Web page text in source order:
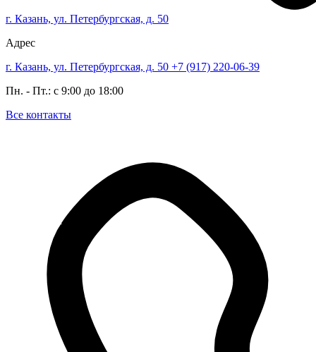
г. Казань, ул. Петербургская, д. 50
Адрес
г. Казань, ул. Петербургская, д. 50 +7 (917) 220-06-39
Пн. - Пт.: с 9:00 до 18:00
Все контакты